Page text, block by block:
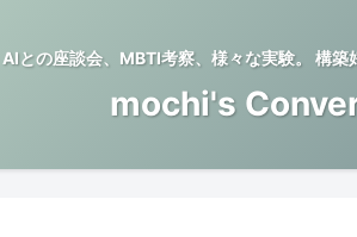
AIとの座談会、MBTI考察、様々な実験。 構築
mochi's